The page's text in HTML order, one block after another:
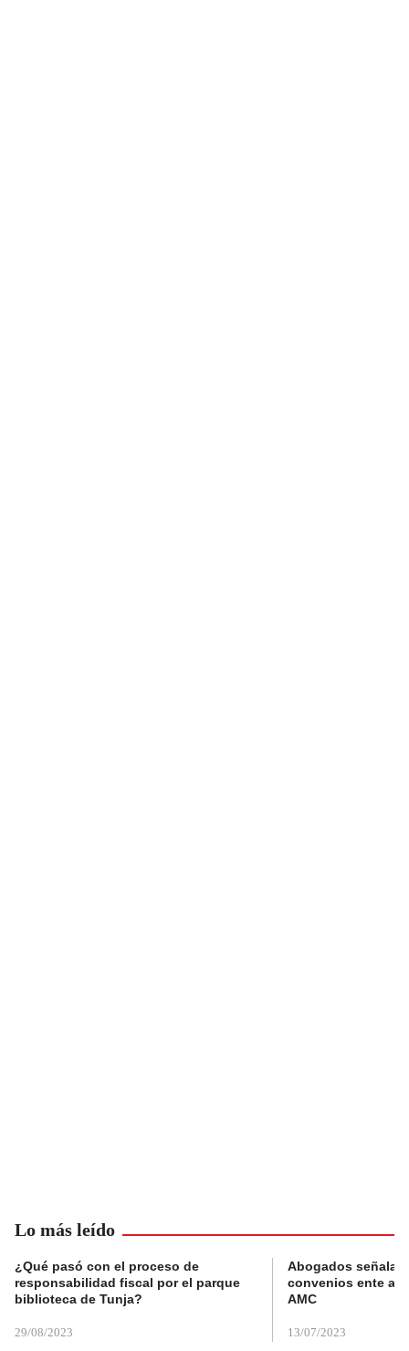
Lo más leído
¿Qué pasó con el proceso de
responsabilidad fiscal por el parque
biblioteca de Tunja?
29/08/2023
Abogados
convenios ente
AMC
13/07/2023